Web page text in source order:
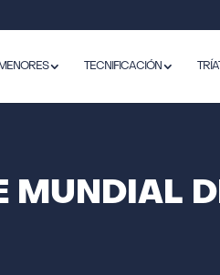
MENORES TECNIFICACIÓN
MUNDIAL